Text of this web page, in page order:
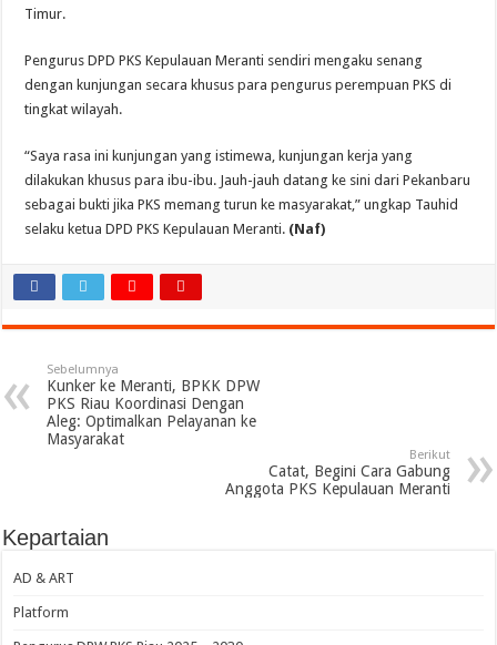
Timur.
Pengurus DPD PKS Kepulauan Meranti sendiri mengaku senang
dengan kunjungan secara khusus para pengurus perempuan PKS di
tingkat wilayah.
“Saya rasa ini kunjungan yang istimewa, kunjungan kerja yang
dilakukan khusus para ibu-ibu. Jauh-jauh datang ke sini dari Pekanbaru
sebagai bukti jika PKS memang turun ke masyarakat,” ungkap Tauhid
selaku ketua DPD PKS Kepulauan Meranti. (Naf)
Sebelumnya
Kunker ke Meranti, BPKK DPW
PKS Riau Koordinasi Dengan
Aleg: Optimalkan Pelayanan ke
Masyarakat
Berikut
Catat, Begini Cara Gabung
Anggota PKS Kepulauan Meranti
Kepartaian
AD & ART
Platform